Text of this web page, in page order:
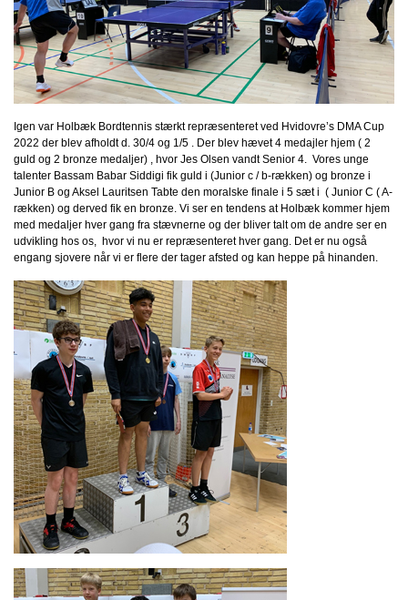
Igen var Holbæk Bordtennis stærkt repræsenteret ved Hvidovre’s DMA Cup
2022 der blev afholdt d. 30/4 og 1/5 . Der blev hævet 4 medajler hjem ( 2
guld og 2 bronze medaljer) , hvor Jes Olsen vandt Senior 4. Vores unge
talenter Bassam Babar Siddigi fik guld i (Junior c / b-rækken) og bronze i
Junior B og Aksel Lauritsen Tabte den moralske finale i 5 sæt i ( Junior C ( A-
rækken) og derved fik en bronze. Vi ser en tendens at Holbæk kommer hjem
med medaljer hver gang fra stævnerne og der bliver talt om de andre ser en
udvikling hos os, hvor vi nu er repræsenteret hver gang. Det er nu også
engang sjovere når vi er flere der tager afsted og kan heppe på hinanden.